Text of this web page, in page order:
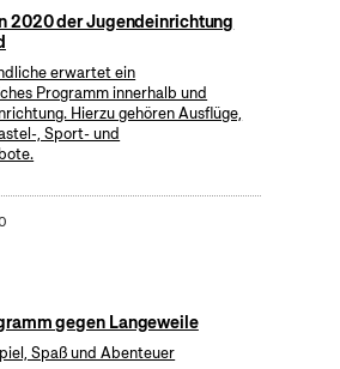
2020 der Jugendeinrichtung
erwartet ein
Programm innerhalb und
Hierzu gehören Ausflüge,
, Sport- und
gegen Langeweile
Spaß und Abenteuer